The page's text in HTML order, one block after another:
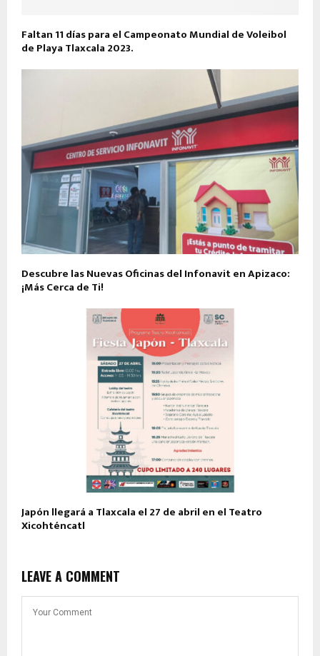
Faltan 11 días para el Campeonato Mundial de Voleibol
de Playa Tlaxcala 2023.
Descubre las Nuevas Oficinas del Infonavit en Apizaco:
¡Más Cerca de Ti!
Japón llegará a Tlaxcala el 27 de abril en el Teatro
Xicohténcatl
LEAVE A COMMENT